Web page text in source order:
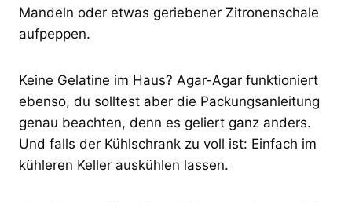
Mandeln oder etwas geriebener Zitronenschale
aufpeppen.
Keine Gelatine im Haus? Agar-Agar funktioniert
ebenso, du solltest aber die Packungsanleitung
genau beachten, denn es geliert ganz anders.
Und falls der Kühlschrank zu voll ist: Einfach im
kühleren Keller auskühlen lassen.